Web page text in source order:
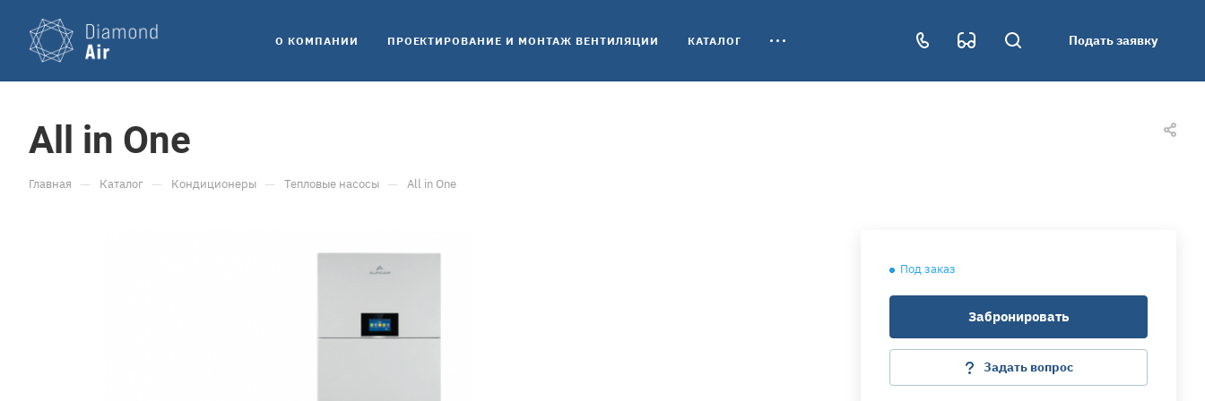
O КОМПАНИИ ПРОЕКТИРОВАНИЕ И МОНТАЖ ВЕНТИЛЯЦИИ КАТАЛОГ Подать заявку
All in One
Главная — Каталог — Кондиционеры — Tепловые насосы — All in One
Под заказ
Забронировать
Задать вопрос